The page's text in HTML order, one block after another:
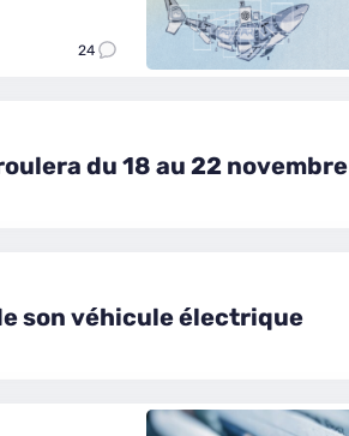
24
du 18 au 22 novembre
son véhicule électrique